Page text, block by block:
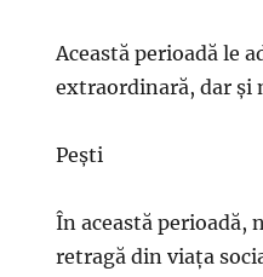
Această perioadă le
extraordinară, dar și
Pești
În această perioadă,
retragă din viața